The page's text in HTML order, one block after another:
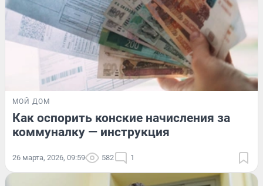
МОЙ ДОМ
Как оспорить конские начисления за
коммуналку — инструкция
26 марта, 2026, 09:59 582 1